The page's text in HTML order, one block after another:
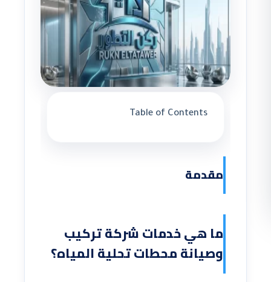
Table of Contents
مقدمة
ما هي خدمات شركة تركيب
وصيانة محطات تحلية المياه؟